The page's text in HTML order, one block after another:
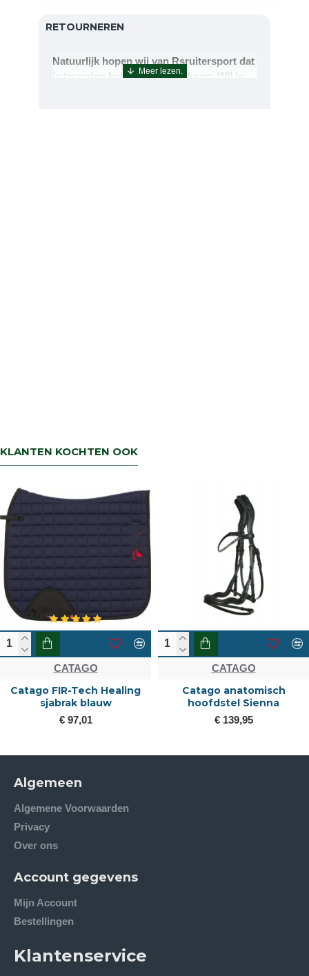
RETOURNEREN
Natuurlijk hopen wij van Rsruitersport dat
je tevreden bent met uw aankoop. Wil je
KLANTEN KOCHTEN OOK
CATAGO
Catago FIR-Tech Healing
sjabrak blauw
€ 97,01
CATAGO
Catago anatomisch
hoofdstel Sienna
€ 139,95
Algemeen
Algemene Voorwaarden
Privacy
Over ons
Account gegevens
Mijn Account
Bestellingen
Klantenservice